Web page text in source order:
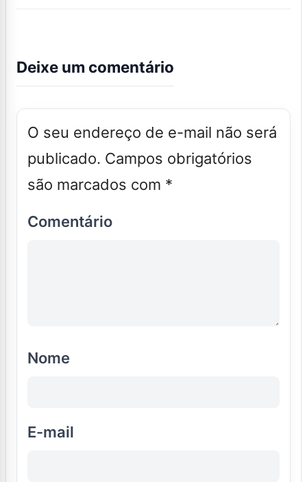
Deixe um comentário
O seu endereço de e-mail não será
publicado. Campos obrigatórios
são marcados com *
Comentário
Nome
E-mail